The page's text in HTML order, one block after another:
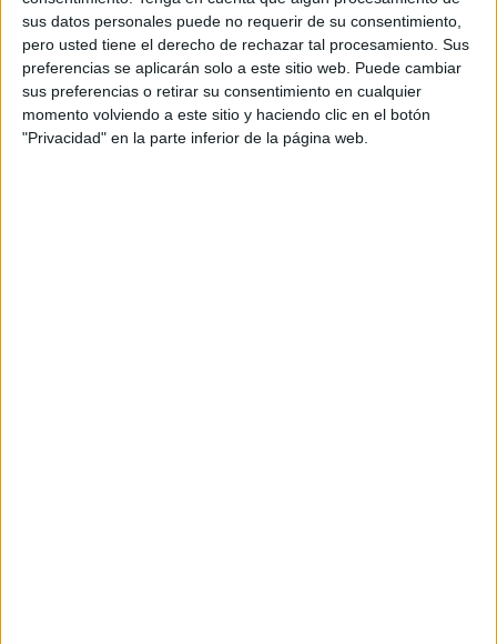
sus datos personales puede no requerir de su consentimiento,
pero usted tiene el derecho de rechazar tal procesamiento. Sus
preferencias se aplicarán solo a este sitio web. Puede cambiar
sus preferencias o retirar su consentimiento en cualquier
momento volviendo a este sitio y haciendo clic en el botón
"Privacidad" en la parte inferior de la página web.
una enfermeraque en ese momento se encontraban en la
zona para corroborar el estado del hombre. Así, realizaron
una valoración inicial y analizar sus constantes vitales, ya
que el afectados había sufrido un episodio de pérdida de
consciencia.